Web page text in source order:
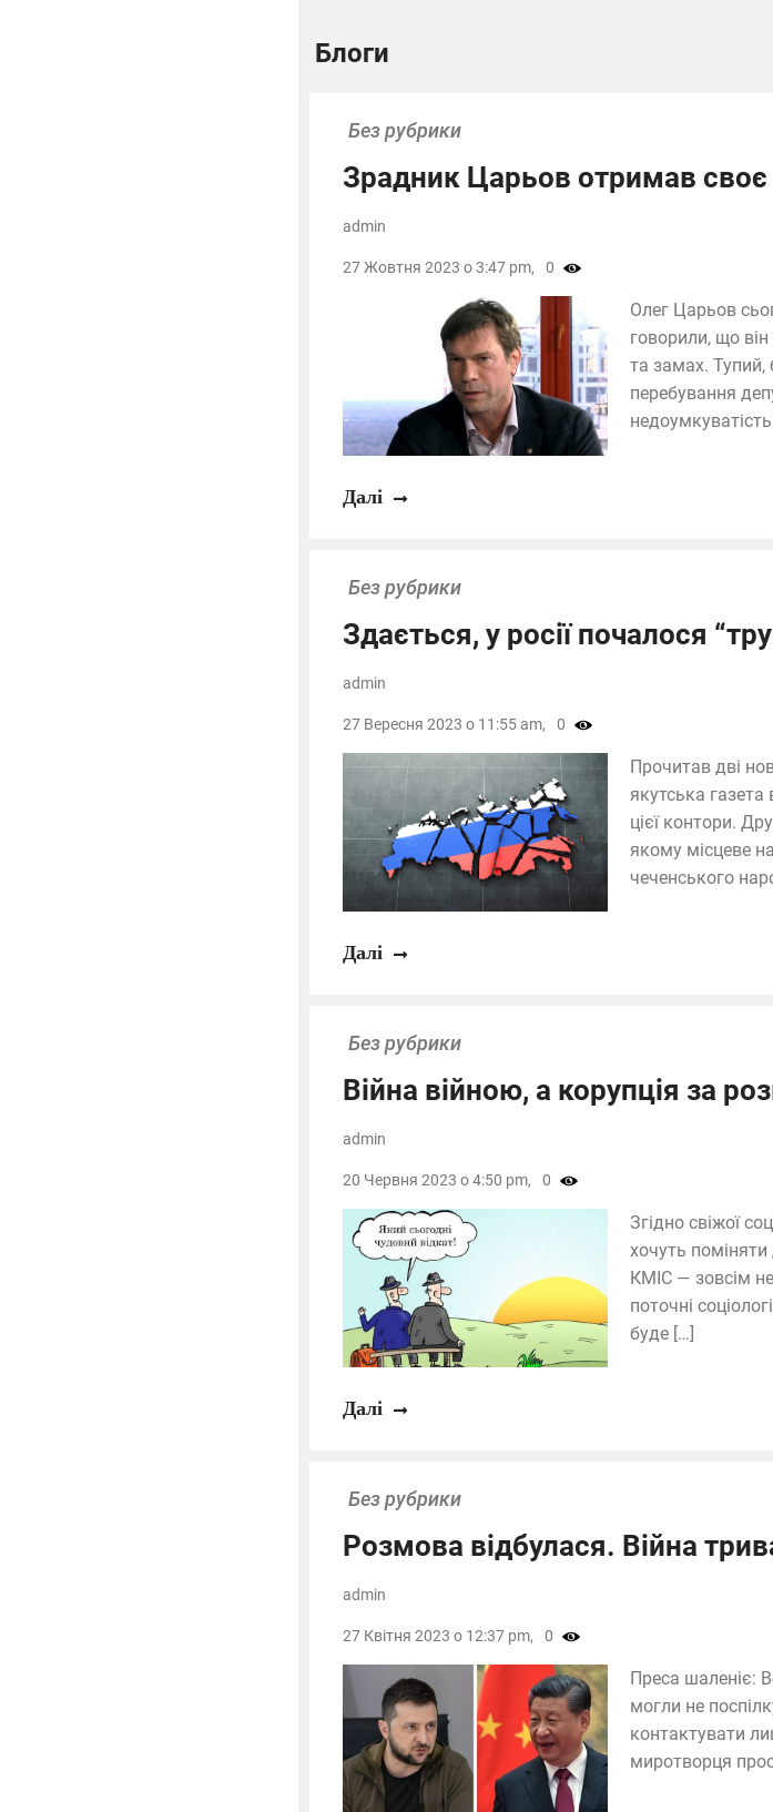
Блоги
Без рубрики
Зрадник Царьов отримав своє
Олег Царьов
говорили, що
та замах. Тупий,
перебування
недоумкуватість
admin
27 Жовтня 2023 о 3:47 pm, 0
Далі
Без рубрики
Здається, у росії почалося
Прочитав дві
якутська
цієї контори.
якому місцеве
чеченського
admin
27 Вересня 2023 о 11:55 am, 0
Далі
Без рубрики
Війна війною, а корупція за
Згідно свіжої
хочуть
КМІС — зовсім не
поточні
буде […]
admin
20 Червня 2023 о 4:50 pm, 0
Далі
Без рубрики
Розмова відбулася. Війна
Преса шаленіє:
могли не
контактувати
миротворця
admin
27 Квітня 2023 о 12:37 pm, 0